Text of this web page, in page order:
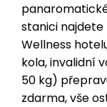
stanici
Wellness
kola, invalidní
50 kg)
zdarma, vše